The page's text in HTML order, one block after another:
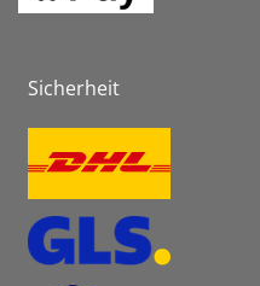
Sicherheit